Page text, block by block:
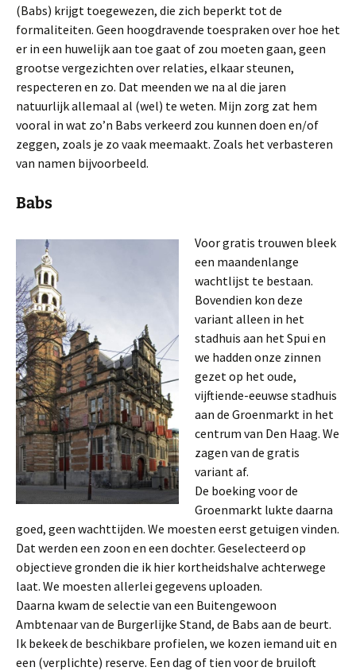
(Babs) krijgt toegewezen, die zich beperkt tot de
formaliteiten. Geen hoogdravende toespraken over hoe het
er in een huwelijk aan toe gaat of zou moeten gaan, geen
grootse vergezichten over relaties, elkaar steunen,
respecteren en zo. Dat meenden we na al die jaren
natuurlijk allemaal al (wel) te weten. Mijn zorg zat hem
vooral in wat zo’n Babs verkeerd zou kunnen doen en/of
zeggen, zoals je zo vaak meemaakt. Zoals het verbasteren
van namen bijvoorbeeld.
Babs
Voor gratis trouwen bleek
een maandenlange
wachtlijst te bestaan.
Bovendien kon deze
variant alleen in het
stadhuis aan het Spui en
we hadden onze zinnen
gezet op het oude,
vijftiende-eeuwse stadhuis
aan de Groenmarkt in het
centrum van Den Haag. We
zagen van de gratis
variant af.
De boeking voor de
Groenmarkt lukte daarna
goed, geen wachttijden. We moesten eerst getuigen vinden.
Dat werden een zoon en een dochter. Geselecteerd op
objectieve gronden die ik hier kortheidshalve achterwege
laat. We moesten allerlei gegevens uploaden.
Daarna kwam de selectie van een Buitengewoon
Ambtenaar van de Burgerlijke Stand, de Babs aan de beurt.
Ik bekeek de beschikbare profielen, we kozen iemand uit en
een (verplichte) reserve. Een dag of tien voor de bruiloft